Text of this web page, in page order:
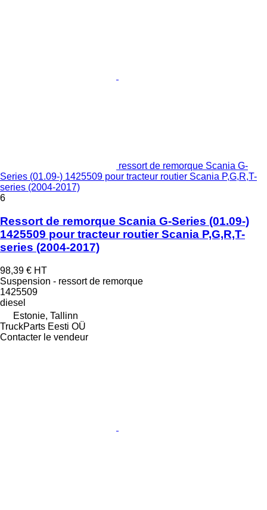
ressort de remorque Scania G-
Series (01.09-) 1425509 pour tracteur routier Scania P,G,R,T-
series (2004-2017)
6
Ressort de remorque Scania G-Series (01.09-)
1425509 pour tracteur routier Scania P,G,R,T-
series (2004-2017)
98,39 € HT
Suspension - ressort de remorque
1425509
diesel
Estonie, Tallinn
TruckParts Eesti OÜ
Contacter le vendeur